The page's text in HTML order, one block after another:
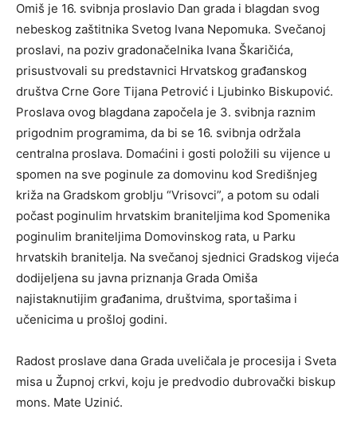
Omiš je 16. svibnja proslavio Dan grada i blagdan svog
nebeskog zaštitnika Svetog Ivana Nepomuka. Svečanoj
proslavi, na poziv gradonačelnika Ivana Škaričića,
prisustvovali su predstavnici Hrvatskog građanskog
društva Crne Gore Tijana Petrović i Ljubinko Biskupović.
Proslava ovog blagdana započela je 3. svibnja raznim
prigodnim programima, da bi se 16. svibnja održala
centralna proslava. Domaćini i gosti položili su vijence u
spomen na sve poginule za domovinu kod Središnjeg
križa na Gradskom groblju “Vrisovci”, a potom su odali
počast poginulim hrvatskim braniteljima kod Spomenika
poginulim braniteljima Domovinskog rata, u Parku
hrvatskih branitelja. Na svečanoj sjednici Gradskog vijeća
dodijeljena su javna priznanja Grada Omiša
najistaknutijim građanima, društvima, sportašima i
učenicima u prošloj godini.
Radost proslave dana Grada uveličala je procesija i Sveta
misa u Župnoj crkvi, koju je predvodio dubrovački biskup
mons. Mate Uzinić.